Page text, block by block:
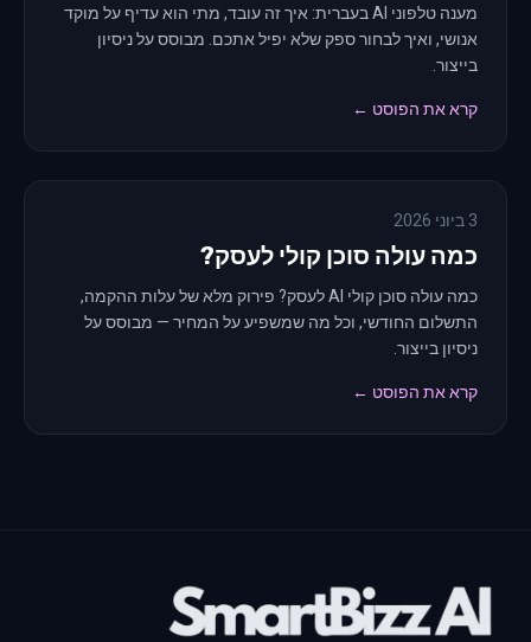
מענה טלפוני AI בעברית: איך זה עובד, מתי הוא עדיף על מוקד
אנושי, ואיך לבחור ספק שלא יפיל אתכם. מבוסס על ניסיון
בייצור.
קרא את הפוסט ←
3 ביוני 2026
כמה עולה סוכן קולי לעסק?
כמה עולה סוכן קולי AI לעסק? פירוק מלא של עלות ההקמה,
התשלום החודשי, וכל מה שמשפיע על המחיר — מבוסס על
ניסיון בייצור.
קרא את הפוסט ←